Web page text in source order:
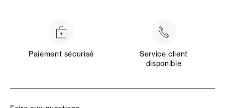
Paiement sécurisé
Service client
disponible